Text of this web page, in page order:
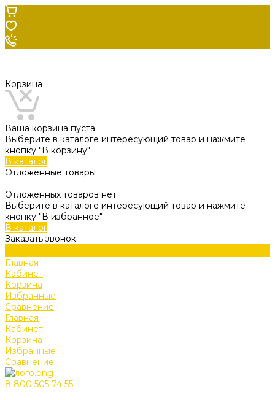
Корзина
Ваша корзина пуста
Выберите в каталоге интересующий товар и нажмите
кнопку "В корзину"
В каталог
Отложенные товары
Отложенных товаров нет
Выберите в каталоге интересующий товар и нажмите
кнопку "В избранное"
В каталог
Заказать звонок
Главная
Кабинет
Корзина
Избранные
Сравнение
Главная
Кабинет
Корзина
Избранные
Сравнение
8 800 505 74 55